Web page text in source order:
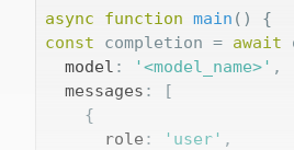
async function main ( )
const completion = await
model : '<model_name>' ,
messages : [
    {
role : 'user' ,